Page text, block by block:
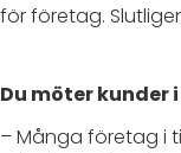
för företag.
Du möter
– Många företag i